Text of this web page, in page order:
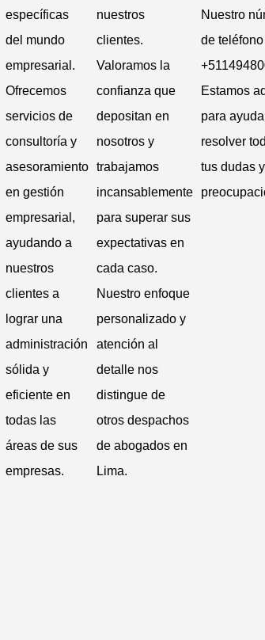
específicas
del mundo
empresarial.
Ofrecemos
servicios de
consultoría y
asesoramiento
en gestión
empresarial,
ayudando a
nuestros
clientes a
lograr una
administración
sólida y
eficiente en
todas las
áreas de sus
empresas.
nuestros
clientes.
Valoramos la
confianza que
depositan en
nosotros y
trabajamos
incansablemente
para superar sus
expectativas en
cada caso.
Nuestro enfoque
personalizado y
atención al
detalle nos
distingue de
otros despachos
de abogados en
Lima.
Nuestro
de
Estamos
para
resolver
tus dudas y